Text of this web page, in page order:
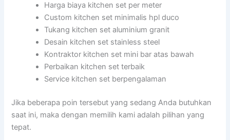
Harga biaya kitchen set per meter
Custom kitchen set minimalis hpl duco
Tukang kitchen set aluminium granit
Desain kitchen set stainless steel
Kontraktor kitchen set mini bar atas bawah
Perbaikan kitchen set terbaik
Service kitchen set berpengalaman
Jika beberapa poin tersebut yang sedang Anda butuhkan
saat ini, maka dengan memilih kami adalah pilihan yang
tepat.